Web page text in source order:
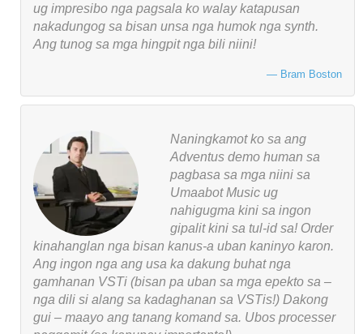
ug impresibo nga pagsala ko walay katapusan
nakadungog sa bisan unsa nga humok nga synth.
Ang tunog sa mga hingpit nga bili niini!
Bram Boston
Naningkamot ko sa ang
Adventus demo human sa
pagbasa sa mga niini sa
Umaabot Music ug
nahigugma kini sa ingon
gipalit kini sa tul-id sa! Order
kinahanglan nga bisan kanus-a uban kaninyo karon.
Ang ingon nga ang usa ka dakung buhat nga
gamhanan VSTi (bisan pa uban sa mga epekto sa –
nga dili si alang sa kadaghanan sa VSTis!) Dakong
gui – maayo ang tanang komand sa. Ubos processer